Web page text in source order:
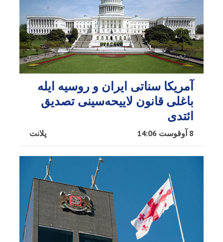
آمریکا سناتی ایران و روسیه ایله
باغلی قانون لاییحه‌سینی تصدیق
ائتدی
پلانت 8 آوقوست 14:06